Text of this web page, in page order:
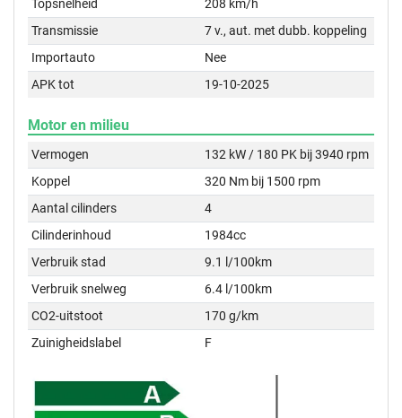
Topsnelheid
208 km/h
Transmissie
7 v., aut. met dubb. koppeling
Importauto
Nee
APK tot
19-10-2025
Motor en milieu
Vermogen
132 kW / 180 PK bij 3940 rpm
Koppel
320 Nm bij 1500 rpm
Aantal cilinders
4
Cilinderinhoud
1984cc
Verbruik stad
9.1 l/100km
Verbruik snelweg
6.4 l/100km
CO2-uitstoot
170 g/km
Zuinigheidslabel
F